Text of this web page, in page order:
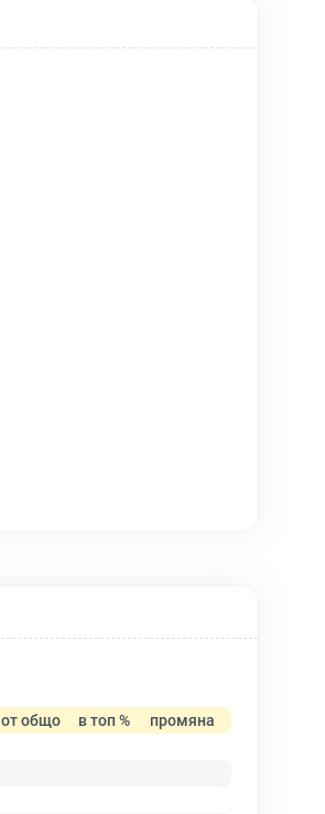
от общо в топ %
промяна